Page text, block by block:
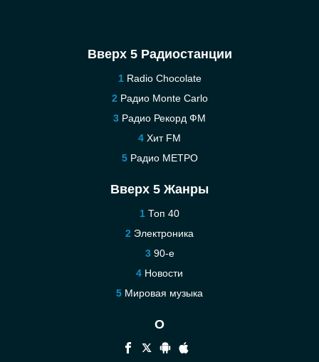
Вверх 5 Радиостанции
Radio Chocolate
Радио Monte Carlo
Радио Рекорд ФМ
Хит FM
Радио МЕТРО
Вверх 5 Жанры
Топ 40
Электроника
90-е
Новости
Мировая музыка
О